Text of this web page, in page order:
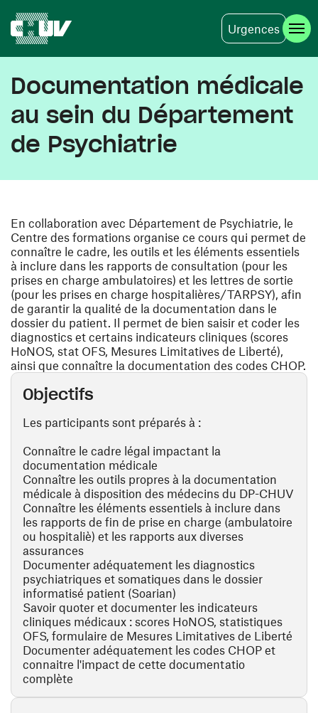
Urgences
Documentation médicale
au sein du Département
de Psychiatrie
En collaboration avec Département de Psychiatrie, le
Centre des formations organise ce cours qui permet de
connaître le cadre, les outils et les éléments essentiels
à inclure dans les rapports de consultation (pour les
prises en charge ambulatoires) et les lettres de sortie
(pour les prises en charge hospitalières/TARPSY), afin
de garantir la qualité de la documentation dans le
dossier du patient. Il permet de bien saisir et coder les
diagnostics et certains indicateurs cliniques (scores
HoNOS, stat OFS, Mesures Limitatives de Liberté),
ainsi que connaître la documentation des codes CHOP.
Objectifs
Les participants sont préparés à :
Connaître le cadre légal impactant la
documentation médicale
Connaître les outils propres à la documentation
médicale à disposition des médecins du DP-CHUV
Connaître les éléments essentiels à inclure dans
les rapports de fin de prise en charge (ambulatoire
ou hospitaliè) et les rapports aux diverses
assurances
Documenter adéquatement les diagnostics
psychiatriques et somatiques dans le dossier
informatisé patient (Soarian)
Savoir quoter et documenter les indicateurs
cliniques médicaux : scores HoNOS, statistiques
OFS, formulaire de Mesures Limitatives de Liberté
Documenter adéquatement les codes CHOP et
connaitre l'impact de cette documentatio
complète